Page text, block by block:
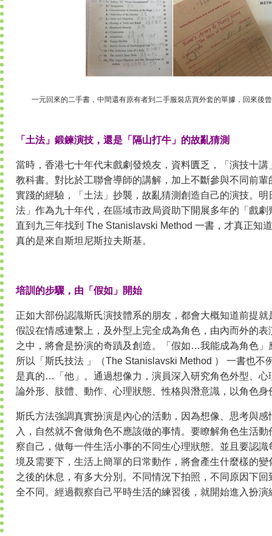
一元回來的二手書，中間還有原有者到二手服裝店買外套的單據，回來後
「土法」鍛鍊演技，還是「隔山打牛」的故亂猜測
當時，香港七十年代末戲劇發燒友，資料匱乏，「演技十
教科書。對比於工聯會導師的講解，加上不斷參與不同前
實踐的經驗，「土法」抄襲，故亂猜測創造自己的演技。
法」作為九十年代，在區域市政局資助下開展多年的「戲
直到九三年找到 The Stanislavski Method 一書，才真正知
真的是來自斯坦尼斯拉夫斯基。
培訓的步驟，由「假如」開始
正如大部份認識斯氏演技體系的朋友，都會大概知道前提
假設在情感連繫上，及外型上完全成為角色，由內而外的
之中，將會是扮演的奇蹟及創造。「假如…我能成為角色」
所以「斯氏技法 」（The Stanislavski Method ） 一書也不
是真的…「他」。通過想像力，演員深入研究角色外型、心
論外形、肢體、動作、心理狀態、性格與潛意識，以角色
斯氏方法強調真實扮演是內心的活動，因為想像、思考與
入，自然就不會做角色不應該做的事情。要瞭解角色生活
察自己，做每一件生活小事的不同生心理狀態。並且要認
境及需要下，生活上簡單的日常動作，將會產生什麼樣的
之後的休息，有多大分別。不同情況下拍照，不同原因下
全不同。經過觀察自己平時生活的練習後，就開始進入扮演